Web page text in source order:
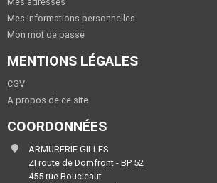
Mes informations personnelles
Mon mot de passe
MENTIONS LÉGALES
CGV
A propos de ce site
COORDONNÉES
ARMURERIE GILLES
ZI route de Domfront - BP 52
455 rue Boucicaut